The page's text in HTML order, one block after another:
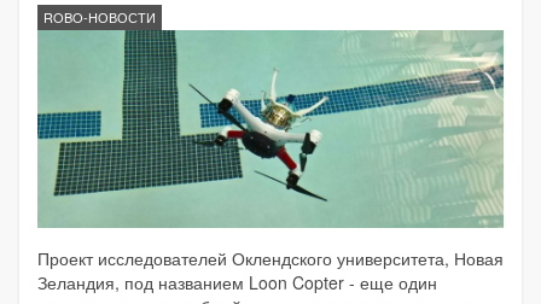
ROBO-НОВОСТИ
Проект исследователей Оклендского университета, Новая
Зеландия, под названием Loon Copter - еще один